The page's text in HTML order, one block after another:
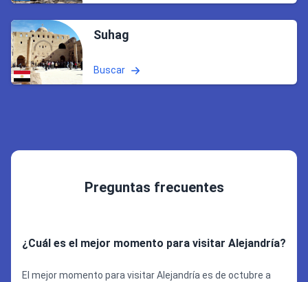
Suhag
Buscar
Preguntas frecuentes
¿Cuál es el mejor momento para visitar Alejandría?
El mejor momento para visitar Alejandría es de octubre a